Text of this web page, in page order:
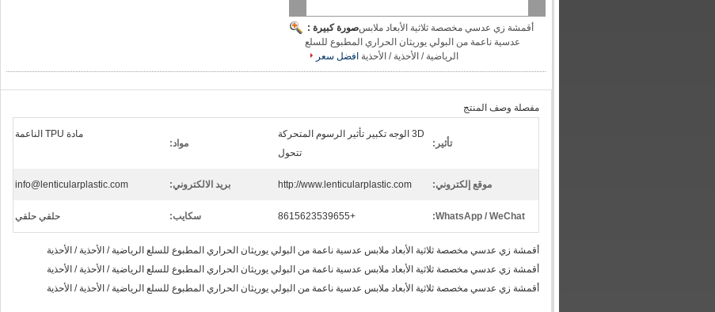
صورة كبيرة :أقمشة زي عدسي مخصصة ثلاثية الأبعاد ملابس
عدسية ناعمة من البولي يوريثان الحراري المطبوع للسلع
الرياضية / الأحذية / الأحذية افضل سعر
مفصلة وصف المنتج
تأثير:
3D الوجه تكبير تأثير الرسوم المتحركة
تتحول
مواد:
مادة TPU الناعمة
موقع إلكتروني: http://www.lenticularplastic.com بريد الالكتروني: info@lenticularplastic.com
WhatsApp / WeChat:
+8615623539655 سكايب: حلقي حلقي
أقمشة زي عدسي مخصصة ثلاثية الأبعاد ملابس عدسية ناعمة من البولي يوريثان الحراري المطبوع للسلع الرياضية / الأحذية / الأحذية
أقمشة زي عدسي مخصصة ثلاثية الأبعاد ملابس عدسية ناعمة من البولي يوريثان الحراري المطبوع للسلع الرياضية / الأحذية / الأحذية
أقمشة زي عدسي مخصصة ثلاثية الأبعاد ملابس عدسية ناعمة من البولي يوريثان الحراري المطبوع للسلع الرياضية / الأحذية / الأحذية